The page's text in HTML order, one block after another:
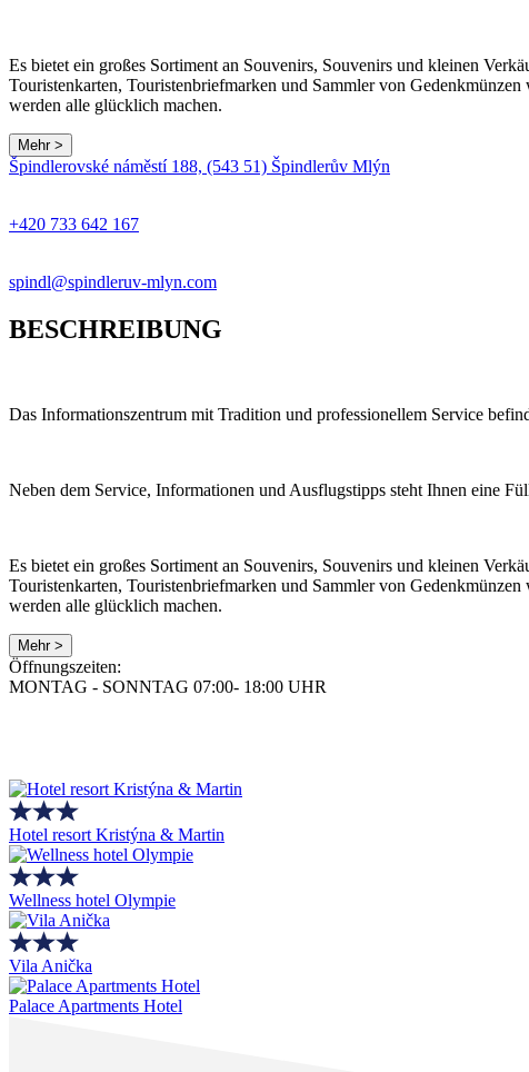
Es bietet ein großes Sortiment an Souvenirs, Souvenirs und kleinen
Touristenkarten, Touristenbriefmarken und Sammler von
werden alle glücklich machen.
Mehr >
−
Špindlerovské náměstí 188, (543 51) Špindlerův Mlýn
+420 733 642 167
spindl@spindleruv-mlyn.com
BESCHREIBUNG
Das Informationszentrum mit Tradition und professionellem Service
Neben dem Service, Informationen und Ausflugstipps steht Ihnen eine
Es bietet ein großes Sortiment an Souvenirs, Souvenirs und kleinen
Touristenkarten, Touristenbriefmarken und Sammler von
werden alle glücklich machen.
Mehr >
Öffnungszeiten:
MONTAG - SONNTAG 07:00- 18:00 UHR
Hotel resort Kristýna & Martin
Wellness hotel Olympie
Vila Anička
Palace Apartments Hotel